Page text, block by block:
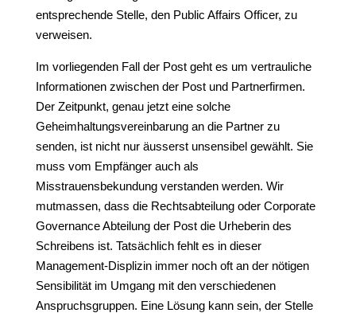
entsprechende Stelle, den Public Affairs Officer, zu
verweisen.
Im vorliegenden Fall der Post geht es um vertrauliche
Informationen zwischen der Post und Partnerfirmen.
Der Zeitpunkt, genau jetzt eine solche
Geheimhaltungsvereinbarung an die Partner zu
senden, ist nicht nur äusserst unsensibel gewählt. Sie
muss vom Empfänger auch als
Misstrauensbekundung verstanden werden. Wir
mutmassen, dass die Rechtsabteilung oder Corporate
Governance Abteilung der Post die Urheberin des
Schreibens ist. Tatsächlich fehlt es in dieser
Management-Displizin immer noch oft an der nötigen
Sensibilität im Umgang mit den verschiedenen
Anspruchsgruppen. Eine Lösung kann sein, der Stelle